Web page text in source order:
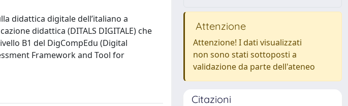
didattica digitale dell’italiano a
didattica (DITALS DIGITALE) che
B1 del DigCompEdu (Digital
Framework and Tool for
Attenzione
Attenzione! I dati visualizzati
non sono stati sottoposti a
validazione da parte dell'ateneo
Citazioni